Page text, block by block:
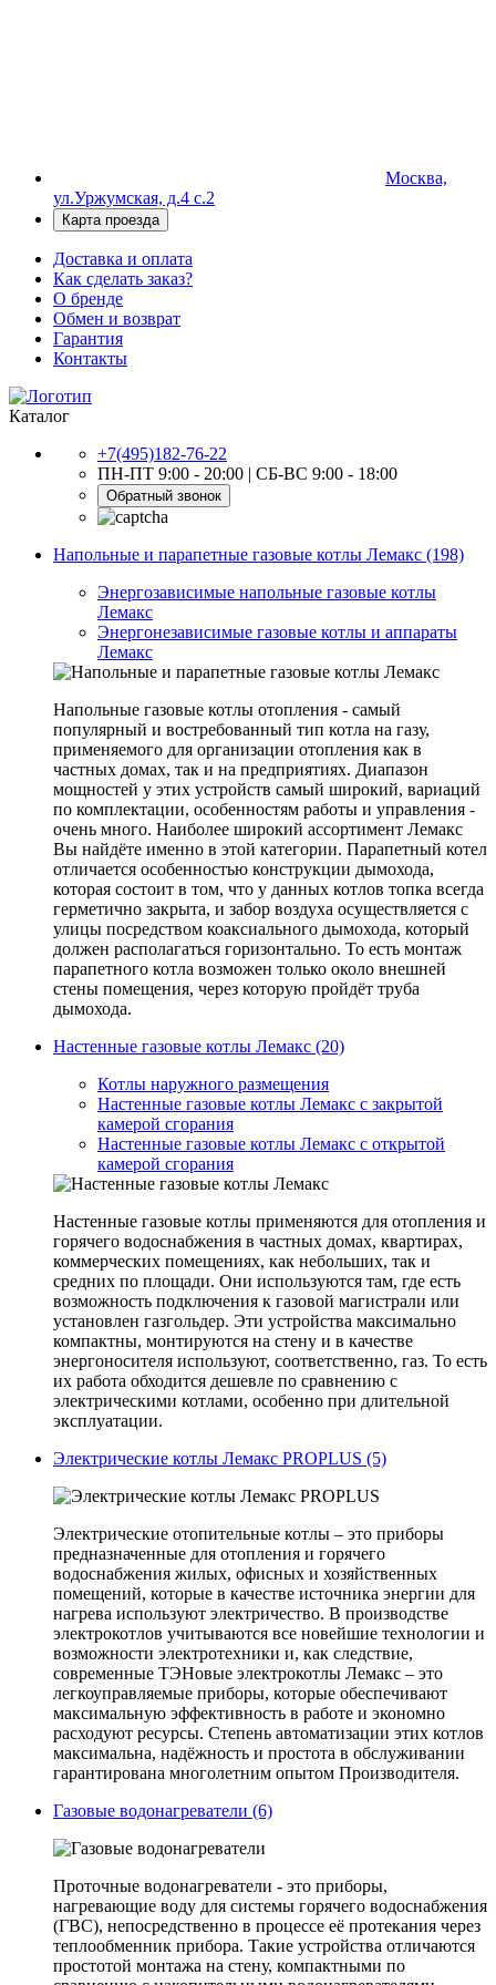
Москва,
ул.Уржумская, д.4 с.2
Карта проезда
Доставка и оплата
Как сделать заказ?
О бренде
Обмен и возврат
Гарантия
Контакты
Каталог
+7(495)182-76-22
ПН-ПТ 9:00 - 20:00 | СБ-ВС 9:00 - 18:00
Обратный звонок
Напольные и парапетные газовые котлы Лемакс (198)
Энергозависимые напольные газовые котлы
Лемакс
Энергонезависимые газовые котлы и аппараты
Лемакс
Напольные газовые котлы отопления - самый
популярный и востребованный тип котла на газу,
применяемого для организации отопления как в
частных домах, так и на предприятиях. Диапазон
мощностей у этих устройств самый широкий, вариаций
по комплектации, особенностям работы и управления -
очень много. Наиболее широкий ассортимент Лемакс
Вы найдёте именно в этой категории. Парапетный котел
отличается особенностью конструкции дымохода,
которая состоит в том, что у данных котлов топка всегда
герметично закрыта, и забор воздуха осуществляется с
улицы посредством коаксиального дымохода, который
должен располагаться горизонтально. То есть монтаж
парапетного котла возможен только около внешней
стены помещения, через которую пройдёт труба
дымохода.
Настенные газовые котлы Лемакс (20)
Котлы наружного размещения
Настенные газовые котлы Лемакс с закрытой
камерой сгорания
Настенные газовые котлы Лемакс с открытой
камерой сгорания
Настенные газовые котлы применяются для отопления и
горячего водоснабжения в частных домах, квартирах,
коммерческих помещениях, как небольших, так и
средних по площади. Они используются там, где есть
возможность подключения к газовой магистрали или
установлен газгольдер. Эти устройства максимально
компактны, монтируются на стену и в качестве
энергоносителя используют, соответственно, газ. То есть
их работа обходится дешевле по сравнению с
электрическими котлами, особенно при длительной
эксплуатации.
Электрические котлы Лемакс PROPLUS (5)
Электрические отопительные котлы – это приборы
предназначенные для отопления и горячего
водоснабжения жилых, офисных и хозяйственных
помещений, которые в качестве источника энергии для
нагрева используют электричество. В производстве
электрокотлов учитываются все новейшие технологии и
возможности электротехники и, как следствие,
современные ТЭНовые электрокотлы Лемакс – это
легкоуправляемые приборы, которые обеспечивают
максимальную эффективность в работе и экономно
расходуют ресурсы. Степень автоматизации этих котлов
максимальна, надёжность и простота в обслуживании
гарантирована многолетним опытом Производителя.
Газовые водонагреватели (6)
Проточные водонагреватели - это приборы,
нагревающие воду для системы горячего водоснабжения
(ГВС), непосредственно в процессе её протекания через
теплообменник прибора. Такие устройства отличаются
простотой монтажа на стену, компактными по